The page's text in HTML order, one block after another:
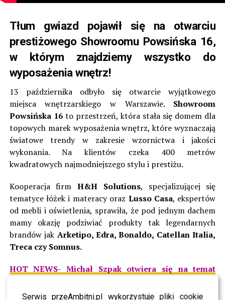
Serwis przeAmbitni.pl wykorzystuje pliki cookie
Tłum gwiazd pojawił się na otwarciu
prestiżowego Showroomu Powsińska 16,
w którym znajdziemy wszystko do
wyposażenia wnętrz!
13 października odbyło się otwarciewyjątkowego
miejsca wnętrzarskiego w Warszawie. Showroom
Powsińska 16to przestrzeń, która stała się domem dla
topowych marek wyposażenia wnętrz, które wyznaczają
światowe trendy w zakresie wzornictwa i jakości
wykonania. Na klientów czeka 400 metrów
kwadratowych najmodniejszego stylu i prestiżu.
Kooperacja firmH&H Solutions, specjalizującej się
tematyce łóżek i materacy oraz Lusso Casa, ekspertów
od mebli i oświetlenia, sprawiła, że pod jednym dachem
mamy okazję podziwiać produkty tak legendarnych
brandów jak Arketipo, Edra, Bonaldo, Catellan Italia,
Treca czy Somnus.
HOT NEWS- Michał Szpak otwiera się na temat
żadną płcią